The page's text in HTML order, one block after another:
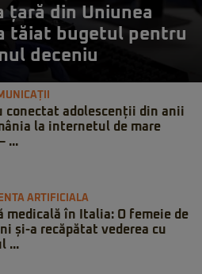
țară din Uniunea
tăiat bugetul pentru
deceniu
conectat adolescenții din anii
la internetul de mare
...
ARTIFICIALA
medicală în Italia: O femeie de
și-a recăpătat vederea cu
...